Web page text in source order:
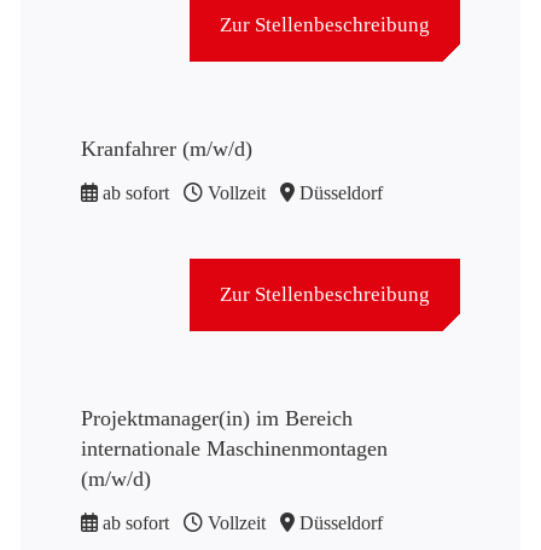
Zur Stellenbeschreibung
Kranfahrer (m/w/d)
ab sofort Vollzeit Düsseldorf
Zur Stellenbeschreibung
Projektmanager(in) im Bereich
internationale Maschinenmontagen
(m/w/d)
ab sofort Vollzeit Düsseldorf